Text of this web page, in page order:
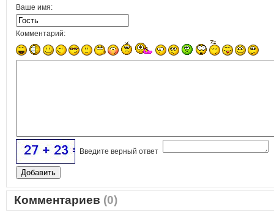
Ваше имя:
Комментарий:
Введите верный ответ
Комментариев (0)